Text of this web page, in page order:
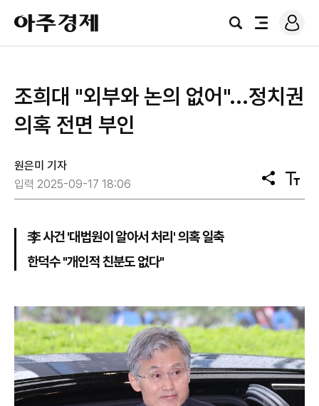
아
주
경
검
전
로
그
조희대 "외부와 논의 없어"...정치권
의혹 전면 부인
원은미 기자
입력 2025-09-17 18:06
공
유
텍
스
李 사건 '대법원이 알아서 처리' 의혹 일축
한덕수 "개인적 친분도 없다"